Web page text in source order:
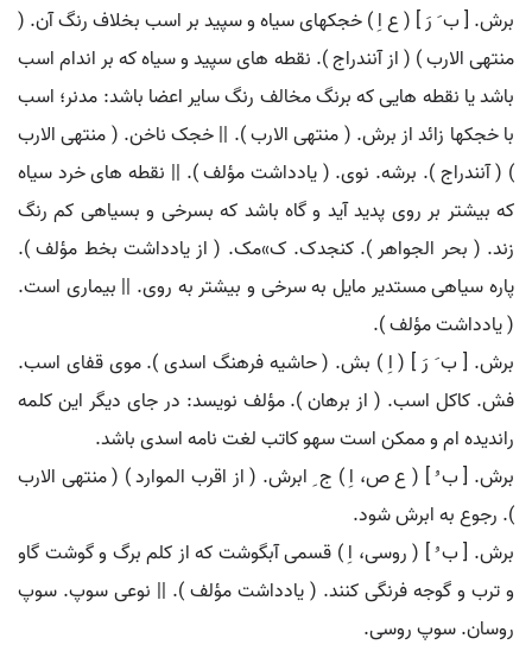
برش. [ ب َ رَ ] ( ع اِ ) خجکهای سیاه و سپید بر اسب بخلاف رنگ آن. (
منتهی الارب ) ( از آنندراج ). نقطه های سپید و سیاه که بر اندام اسب
باشد یا نقطه هایی که برنگ مخالف رنگ سایر اعضا باشد: مدنر؛ اسب
با خجکها زائد از برش. ( منتهی الارب ). || خجک ناخن. ( منتهی الارب
) ( آنندراج ). برشه. نوی. ( یادداشت مؤلف ). || نقطه های خرد سیاه
که بیشتر بر روی پدید آید و گاه باشد که بسرخی و بسیاهی کم رنگ
زند. ( بحر الجواهر ). کنجدک. ک»مک. ( از یادداشت بخط مؤلف ).
پاره سیاهی مستدیر مایل به سرخی و بیشتر به روی. || بیماری است.
( یادداشت مؤلف ).
برش. [ ب َ رَ ] ( اِ ) بش. ( حاشیه فرهنگ اسدی ). موی قفای اسب.
فش. کاکل اسب. ( از برهان ). مؤلف نویسد: در جای دیگر این کلمه
راندیده ام و ممکن است سهو کاتب لغت نامه اسدی باشد.
برش. [ ب ُ ] ( ع ص، اِ ) ج ِ ابرش. ( از اقرب الموارد ) ( منتهی الارب
). رجوع به ابرش شود.
برش. [ ب ُ ] ( روسی، اِ ) قسمی آبگوشت که از کلم برگ و گوشت گاو
و ترب و گوجه فرنگی کنند. ( یادداشت مؤلف ). || نوعی سوپ. سوپ
روسان. سوپ روسی.